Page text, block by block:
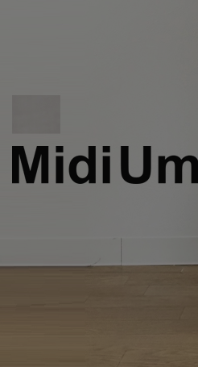
TAGE/SON
tiny dinosaur